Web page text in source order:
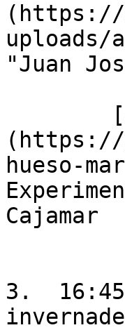
uploads/
"Juan
(https://
hueso-
Cajamar
3.